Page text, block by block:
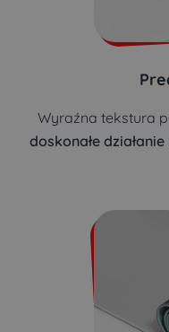
Wyraźna tekstura
doskonałe